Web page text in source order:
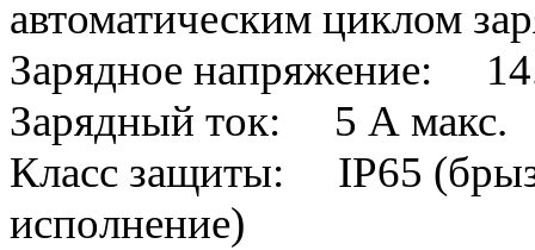
автоматическим циклом
Зарядное напряжение:
Зарядный ток: 5 А макс.
Класс защиты: IP65
исполнение)